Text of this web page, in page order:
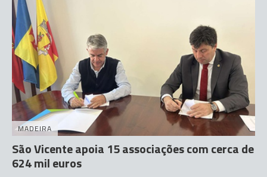
MADEIRA
São Vicente apoia 15 associações com cerca de
624 mil euros